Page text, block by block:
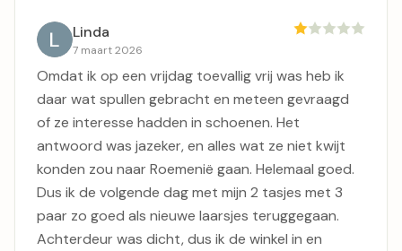
Linda
7 maart 2026
Omdat ik op een vrijdag toevallig vrij was heb ik
daar wat spullen gebracht en meteen gevraagd
of ze interesse hadden in schoenen. Het
antwoord was jazeker, en alles wat ze niet kwijt
konden zou naar Roemenië gaan. Helemaal goed.
Dus ik de volgende dag met mijn 2 tasjes met 3
paar zo goed als nieuwe laarsjes teruggegaan.
Achterdeur was dicht, dus ik de winkel in en